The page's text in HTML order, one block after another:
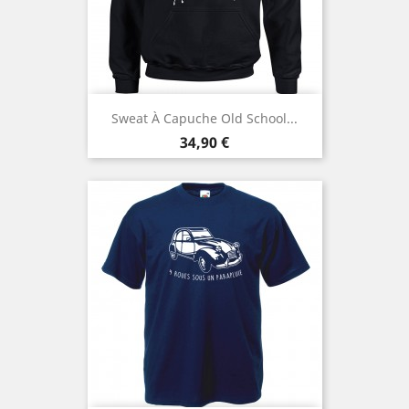
Sweat À Capuche Old School...
Prix
34,90 €